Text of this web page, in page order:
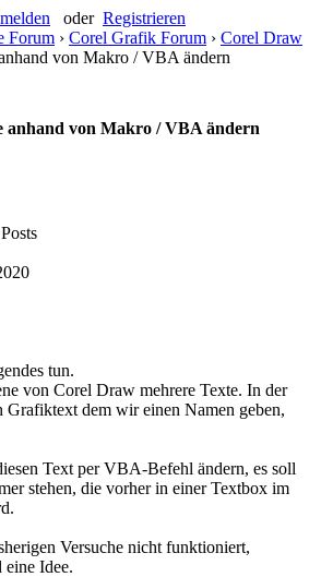
oder Registrieren
Forum › Corel Grafik Forum › Corel Draw
von Makro / VBA ändern
anhand von Makro / VBA ändern
tun.
von Corel Draw mehrere Texte. In der
Grafiktext dem wir einen Namen geben,
Text per VBA-Befehl ändern, es soll
stehen, die vorher in einer Textbox im
Versuche nicht funktioniert,
Idee.